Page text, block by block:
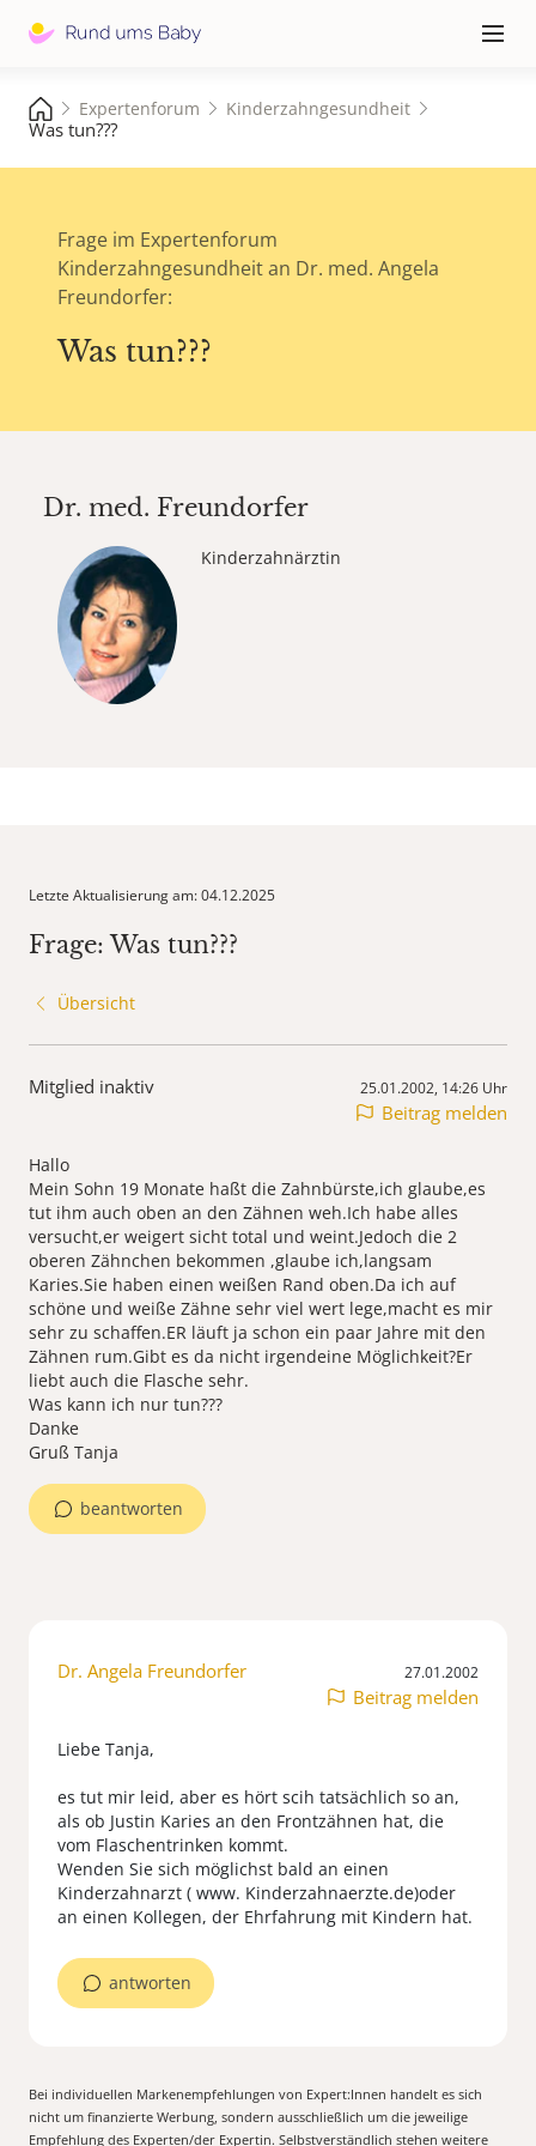
≡
Expertenforum Kinderzahngesundheit
Was tun???
Frage im Expertenforum
Kinderzahngesundheit an Dr. med. Angela
Freundorfer:
Was tun???
Dr. med. Freundorfer
Kinderzahnärztin
Letzte Aktualisierung am: 04.12.2025
Frage: Was tun???
Übersicht
Mitglied inaktiv 25.01.2002, 14:26 Uhr
Beitrag melden
Hallo
Mein Sohn 19 Monate haßt die Zahnbürste,ich glaube,es
tut ihm auch oben an den Zähnen weh.Ich habe alles
versucht,er weigert sicht total und weint.Jedoch die 2
oberen Zähnchen bekommen ,glaube ich,langsam
Karies.Sie haben einen weißen Rand oben.Da ich auf
schöne und weiße Zähne sehr viel wert lege,macht es mir
sehr zu schaffen.ER läuft ja schon ein paar Jahre mit den
Zähnen rum.Gibt es da nicht irgendeine Möglichkeit?Er
liebt auch die Flasche sehr.
Was kann ich nur tun???
Danke
Gruß Tanja
beantworten
Dr. Angela Freundorfer 27.01.2002
Beitrag melden
Liebe Tanja,
es tut mir leid, aber es hört scih tatsächlich so an,
als ob Justin Karies an den Frontzähnen hat, die
vom Flaschentrinken kommt.
Wenden Sie sich möglichst bald an einen
Kinderzahnarzt ( www. Kinderzahnaerzte.de)oder
an einen Kollegen, der Ehrfahrung mit Kindern hat.
antworten
Bei individuellen Markenempfehlungen von Expert:Innen handelt es sich
nicht um finanzierte Werbung, sondern ausschließlich um die jeweilige
Empfehlung des Experten/der Expertin. Selbstverständlich stehen weitere